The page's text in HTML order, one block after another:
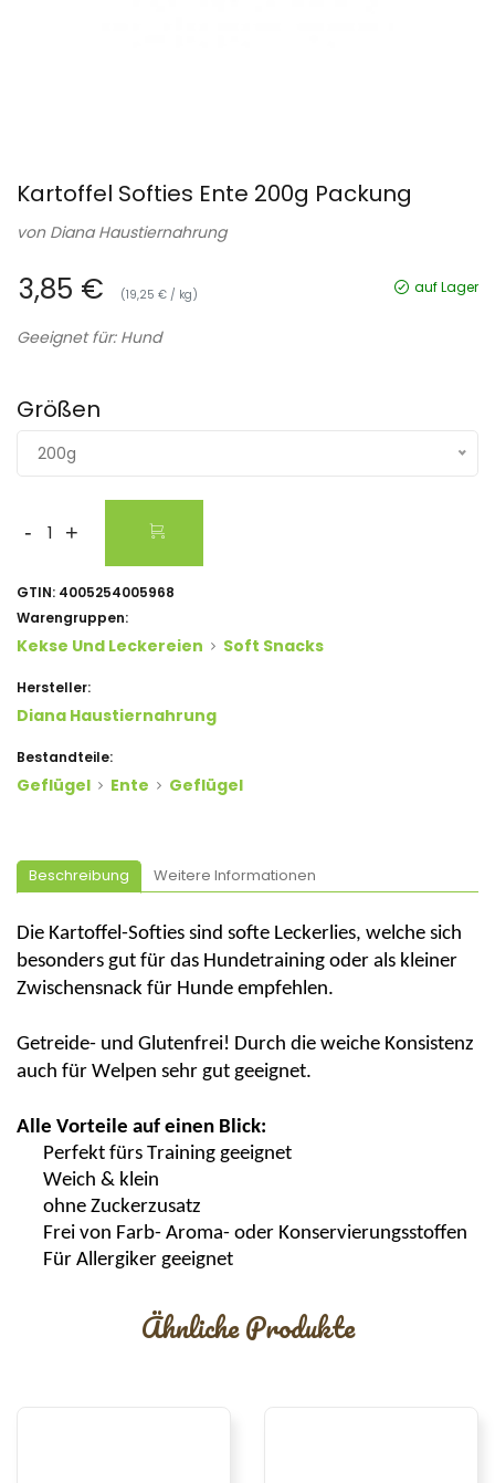
Kartoffel Softies Ente 200g Packung
von Diana Haustiernahrung
3,85 € (19,25 € / kg) auf Lager
Geeignet für: Hund
Größen
200g
- +
GTIN: 4005254005968
Warengruppen:
Kekse Und Leckereien Soft Snacks
Hersteller:
Diana Haustiernahrung
Bestandteile:
Geflügel Ente Geflügel
Beschreibung Weitere Informationen
Die Kartoffel -Softies sind softe Leckerlies, welche sich
besonders gut für das Hundetraining oder als kleiner
Zwischensnack für Hunde empfehlen.
Getreide- und Glutenfrei! Durch die weiche Konsistenz
auch für Welpen sehr gut geeignet.
Alle Vorteile auf einen Blick:
Perfekt fürs Training geeignet
Weich & klein
ohne Zuckerzusatz
Frei von Farb- Aroma- oder Konservierungsstoffen
Für Allergiker geeignet
Ähnliche Produkte